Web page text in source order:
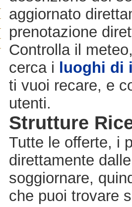
aggiornato
prenotazione
Controlla il
cerca i
luoghi di
ti vuoi recare, e
utenti.
Strutture
Tutte le offerte, i
direttamente
soggiornare,
che puoi trovare